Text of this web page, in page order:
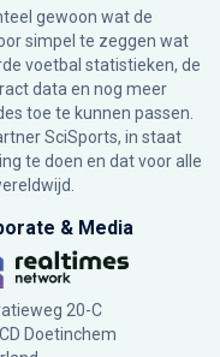
gewoon wat de
simpel te zeggen wat
voetbal statistieken, de
data en nog meer
toe te kunnen passen.
SciSports, in staat
te doen en dat voor alle
& Media
20-C
Doetinchem